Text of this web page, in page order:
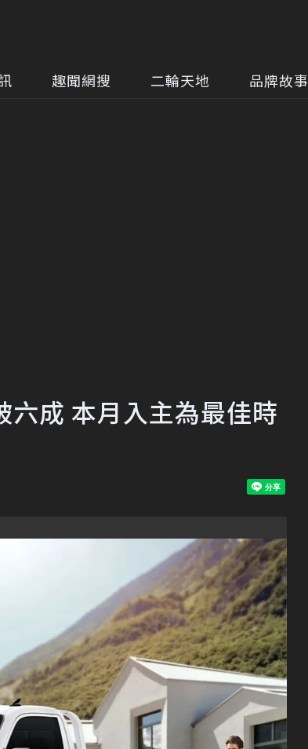
趣聞網搜 二輪天地 品牌故事
六成 本月入主為最佳時